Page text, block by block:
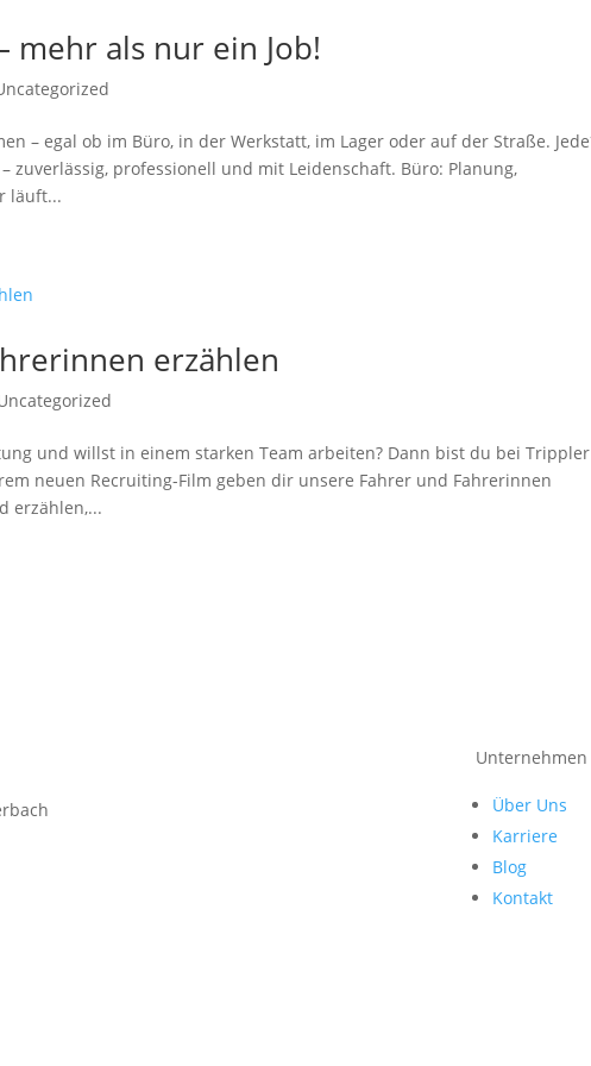
als nur ein Job!
– egal ob im Büro, in der Werkstatt, im Lager oder auf der Straße.
zuverlässig, professionell und mit Leidenschaft. Büro: Planung,
läuft...
erzählen
und willst in einem starken Team arbeiten? Dann bist du bei Trippler
neuen Recruiting-Film geben dir unsere Fahrer und Fahrerinnen
erzählen,...
Unternehmen
Über Uns
Karriere
Blog
Kontakt